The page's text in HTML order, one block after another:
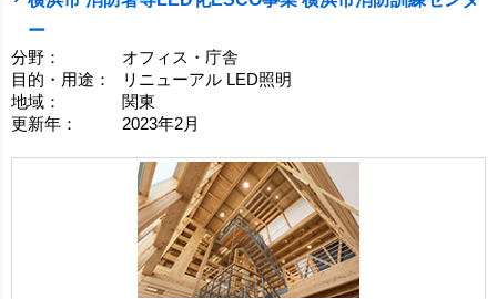
ー
分野：
オフィス・庁舎
目的・用途：
リニューアル LED照明
地域：
関東
更新年：
2023年2月